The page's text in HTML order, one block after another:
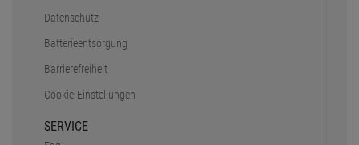
Datenschutz
Batterieentsorgung
Barrierefreiheit
Cookie-Einstellungen
SERVICE